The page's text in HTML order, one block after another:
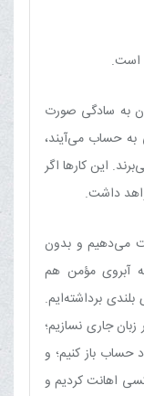
است.
به سادگی صورت
به حساب می‌آیند،
این كارها اگر
داشت.
می‌دهیم و بدون
آبروی مؤمن هم
برداشته‌ایم.
جاری نسازیم؛
باز كنیم؛ و
اهانت كردیم و